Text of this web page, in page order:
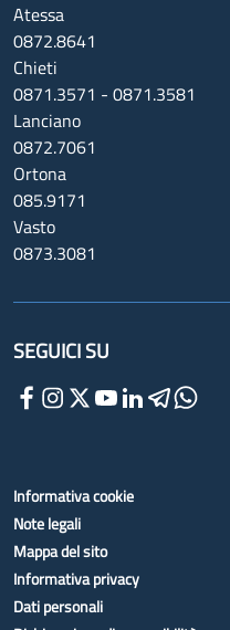
Atessa
0872.8641
Chieti
0871.3571 - 0871.3581
Lanciano
0872.7061
Ortona
085.9171
Vasto
0873.3081
SEGUICI SU
Informativa cookie
Note legali
Mappa del sito
Informativa privacy
Dati personali